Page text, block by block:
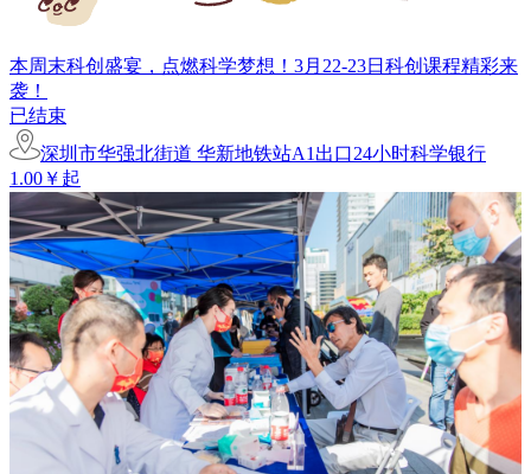
本周末科创盛宴，点燃科学梦想！3月22-23日科创课程精彩来
袭！
已结束
深圳市华强北街道 华新地铁站A1出口24小时科学银行
1.00￥起